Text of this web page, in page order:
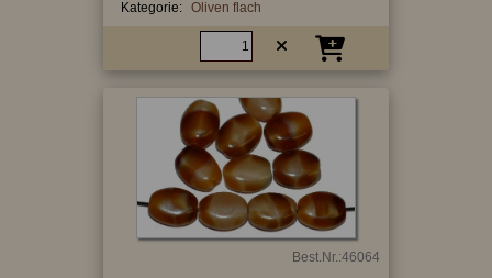
Kategorie: Oliven flach
Best.Nr.:46064